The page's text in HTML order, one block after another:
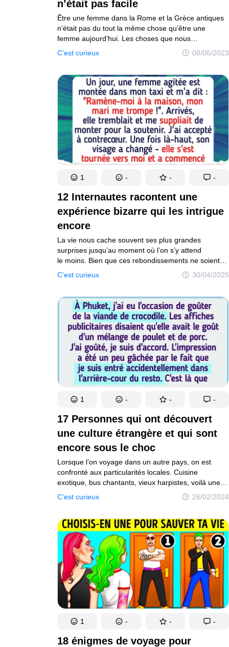
n’était pas facile
C’est curieux 08/06/2023
Être une femme dans la Rome et la Grèce antiques
n’était pas du tout la même chose qu’être une
femme aujourd’hui. Les choses que nous
considérons comme acquises n’étaient pas
d’actualité à l’époque. Et il ne s’agit pas seulement
banales.
12 Internautes racontent une
expérience bizarre qui les intrigue
encore
C’est curieux 30/04/2025
La vie nous cache souvent ses plus grandes
surprises jusqu’au moment où l’on s’y attend
le moins. Bien que ces rebondissements ne soient
pas toujours les bienvenus — et peuvent parfois être
carrément dévastateurs -, ils finissent par nous
résilience et notre sagesse. Les histoires
d’aujourd’hui sont celles de personnes qui ont vécu
des moments choquants, déstabilisants
ou déchirants et qui ont eu le courage de les
partager avec des millions de personnes en ligne.
1 - - -
17 Personnes qui ont découvert
une culture étrangère et qui sont
encore sous le choc
C’est curieux 26/02/2024
Lorsque l’on voyage dans un autre pays, on est
confronté aux particularités locales. Cuisine
exotique, bus chantants, vieux harpistes, voilà une
petite partie de ce qui a émerveillé les voyageurs.
Si vous aimez ce genre d’histoires, cette publication
1 - - -
18 énigmes de voyage pour
1 - - -
Exploration du monde de l'éducation
Gens
Plongée dans le monde des gens
Amazon
Tests
Explorez des tests captivants et divertissants
Auteurs Règles éditoriales
Contacte la
Plan de site
Mise à jour du consentement
Tous droits réservés.